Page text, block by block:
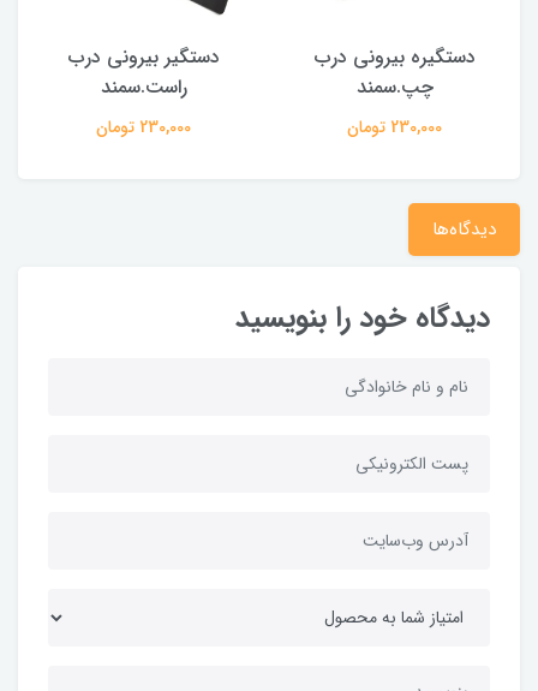
دستگیره بیرونی درب
چپ.سمند
230,000 تومان
دستگیر بیرونی درب
راست.سمند
230,000 تومان
دیدگاه‌ها
دیدگاه خود را بنویسید